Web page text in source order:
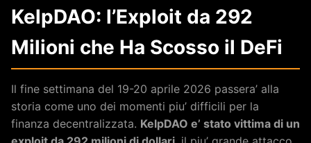
KelpDAO: l’Exploit da 292
Milioni che Ha Scosso il DeFi
Il fine settimana del 19-20 aprile 2026 passera’ alla
storia come uno dei momenti piu’ difficili per la
finanza decentralizzata. KelpDAO e’ stato vittima di un